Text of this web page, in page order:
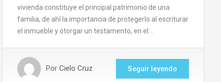
vivienda constituye el principal patrimonio de una
familia, de ahí la importancia de protegerlo al escriturar
el inmueble y otorgar un testamento, en el…
Por Cielo Cruz Seguir leyendo